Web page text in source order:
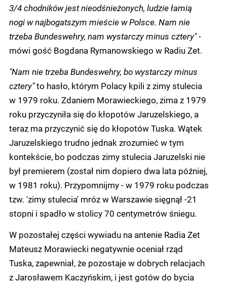
3/4 chodników jest nieodśnieżonych, ludzie łamią
nogi w najbogatszym mieście w Polsce. Nam nie
trzeba Bundeswehry, nam wystarczy minus cztery"-
mówi gość Bogdana Rymanowskiego w Radiu Zet.
"Nam nie trzeba Bundeswehry, bo wystarczy minus
cztery"to hasło, którym Polacy kpili z zimy stulecia
w 1979 roku. Zdaniem Morawieckiego, zima z 1979
roku przyczyniła się do kłopotów Jaruzelskiego, a
teraz ma przyczynić się do kłopotów Tuska. Wątek
Jaruzelskiego trudno jednak zrozumieć w tym
kontekście, bo podczas zimy stulecia Jaruzelski nie
był premierem (został nim dopiero dwa lata później,
w 1981 roku). Przypomnijmy - w 1979 roku podczas
tzw. 'zimy stulecia' mróz w Warszawie sięgnął -21
stopni i spadło w stolicy 70 centymetrów śniegu.
W pozostałej części wywiadu na antenie Radia Zet
Mateusz Morawiecki negatywnie oceniał rząd
Tuska, zapewniał, że pozostaje w dobrych relacjach
z Jarosławem Kaczyńskim, i jest gotów do bycia